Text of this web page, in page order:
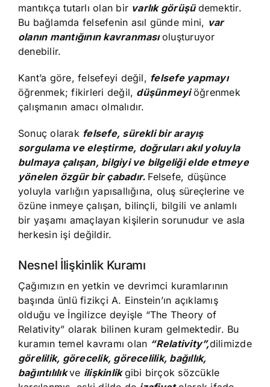
mantıkça tutarlı olan bir varlık görüşü demektir.
Bu bağlamda felsefenin asıl günde mini, var
olanın mantığının kavranmasıoluşturuyor
denebilir.
Kant’a göre, felsefeyi değil, felsefe yapmayı
öğrenmek; fikirleri değil, düşünmeyiöğrenmek
çalışmanın amacı olmalıdır.
Sonuç olarak felsefe, sürekli bir arayış
sorgulama ve eleştirme, doğruları akıl yoluyla
bulmaya çalışan, bilgiyi ve bilgeliği elde etmeye
yönelen özgür bir çabadır. Felsefe, düşünce
yoluyla varlığın yapısallığına, oluş süreçlerine ve
özüne inmeye çalışan, bilinçli, bilgili ve anlamlı
bir yaşamı amaçlayan kişilerin sorunudur ve asla
herkesin işi değildir.
Nesnel İlişkinlik Kuramı
Çağımızın en yetkin ve devrimci kuramlarının
başında ünlü fizikçi A. Einstein’ın açıklamış
olduğu ve İngilizce deyişle “The Theory of
Relativity” olarak bilinen kuram gelmektedir. Bu
kuramın temel kavramı olan “Relativity”,dilimizde
görelilik, görecelik, görecelilik, bağıllık,
bağıntılılıkve ilişkinlikgibi birçok sözcükle